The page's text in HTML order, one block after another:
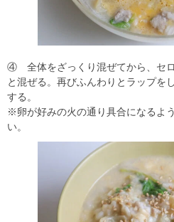
④ 全体をざっくり混ぜてから、セ
と混ぜる。再びふんわりとラップを
する。
※卵が好みの火の通り具合になるよ
い。